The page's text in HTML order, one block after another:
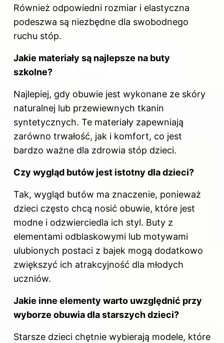
Również odpowiedni rozmiar i elastyczna
podeszwa są niezbędne dla swobodnego
ruchu stóp.
Jakie materiały są najlepsze na buty
szkolne?
Najlepiej, gdy obuwie jest wykonane ze skóry
naturalnej lub przewiewnych tkanin
syntetycznych. Te materiały zapewniają
zarówno trwałość, jak i komfort, co jest
bardzo ważne dla zdrowia stóp dzieci.
Czy wygląd butów jest istotny dla dzieci?
Tak, wygląd butów ma znaczenie, ponieważ
dzieci często chcą nosić obuwie, które jest
modne i odzwierciedla ich styl. Buty z
elementami odblaskowymi lub motywami
ulubionych postaci z bajek mogą dodatkowo
zwiększyć ich atrakcyjność dla młodych
uczniów.
Jakie inne elementy warto uwzględnić przy
wyborze obuwia dla starszych dzieci?
Starsze dzieci chętnie wybierają modele, które